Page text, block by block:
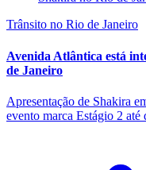
Trânsito no Rio de Janeiro
Avenida Atlântica está
de Janeiro
Apresentação de Shakira
evento marca Estágio 2 até